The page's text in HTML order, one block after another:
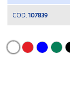
COD. 107839